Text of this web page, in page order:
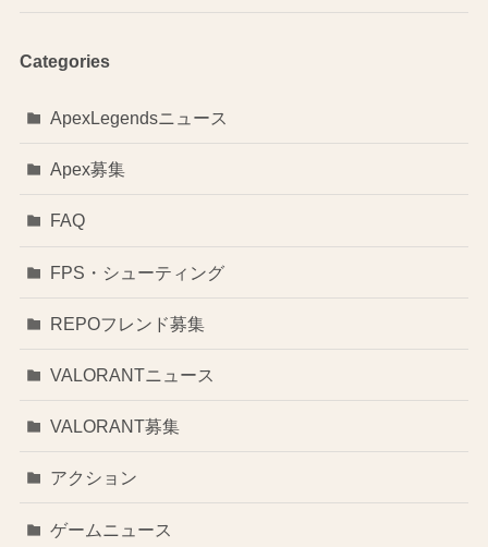
Categories
ApexLegendsニュース
Apex募集
FAQ
FPS・シューティング
REPOフレンド募集
VALORANTニュース
VALORANT募集
アクション
ゲームニュース